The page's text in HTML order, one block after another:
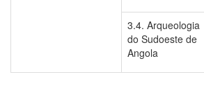
3.4. Arqueologia
do Sudoeste de
Angola